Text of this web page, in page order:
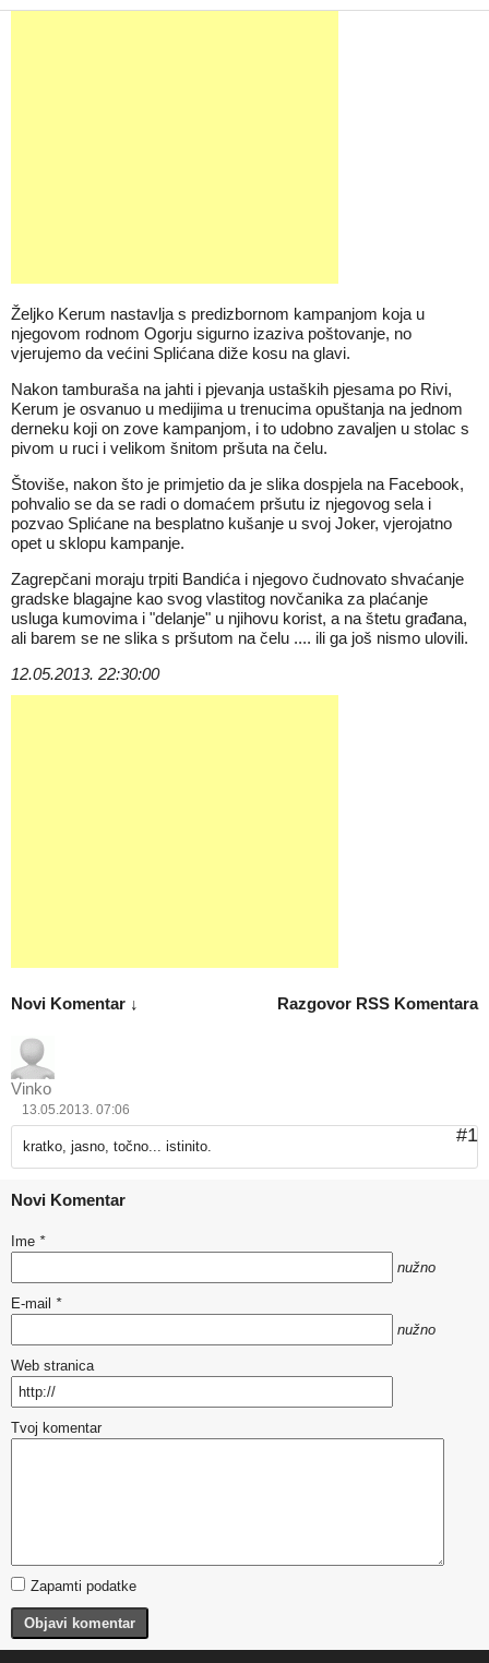
Željko Kerum nastavlja s predizbornom kampanjom koja u
njegovom rodnom Ogorju sigurno izaziva poštovanje, no
vjerujemo da većini Splićana diže kosu na glavi.
Nakon tamburaša na jahti i pjevanja ustaških pjesama po Rivi,
Kerum je osvanuo u medijima u trenucima opuštanja na jednom
derneku koji on zove kampanjom, i to udobno zavaljen u stolac s
pivom u ruci i velikom šnitom pršuta na čelu.
Štoviše, nakon što je primjetio da je slika dospjela na Facebook,
pohvalio se da se radi o domaćem pršutu iz njegovog sela i
pozvao Splićane na besplatno kušanje u svoj Joker, vjerojatno
opet u sklopu kampanje.
Zagrepčani moraju trpiti Bandića i njegovo čudnovato shvaćanje
gradske blagajne kao svog vlastitog novčanika za plaćanje
usluga kumovima i "delanje" u njihovu korist, a na štetu građana,
ali barem se ne slika s pršutom na čelu .... ili ga još nismo ulovili.
12.05.2013. 22:30:00
Razgovor RSS Komentara
Novi Komentar ↓
Vinko
13.05.2013. 07:06
#1
kratko, jasno, točno... istinito.
Novi Komentar
Ime *
nužno
E-mail *
nužno
Web stranica
Tvoj komentar
Zapamti podatke
Objavi komentar